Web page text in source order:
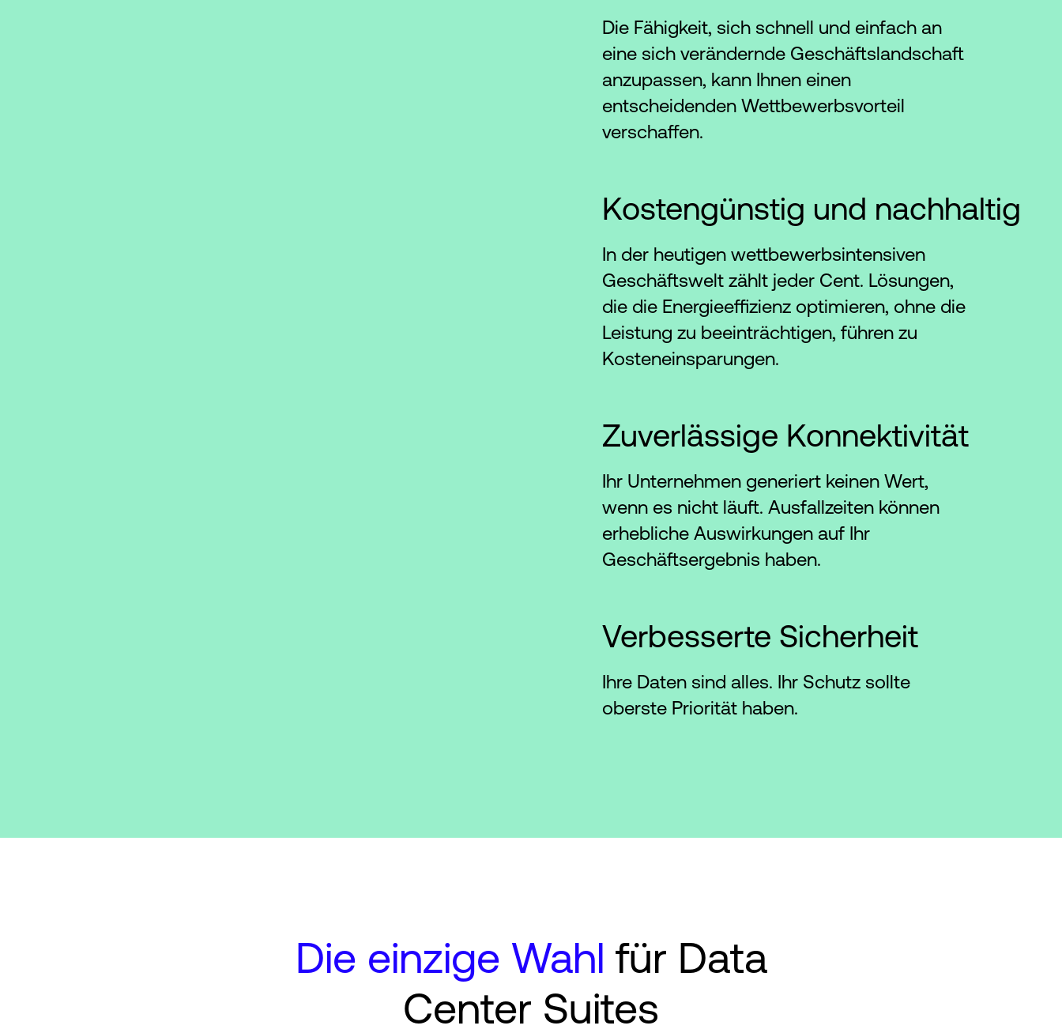
Die Fähigkeit, sich schnell und einfach an
eine sich verändernde Geschäftslandschaft
anzupassen, kann Ihnen einen
entscheidenden Wettbewerbsvorteil
verschaffen.
Kostengünstig und nachhaltig
In der heutigen wettbewerbsintensiven
Geschäftswelt zählt jeder Cent. Lösungen,
die die Energieeffizienz optimieren, ohne die
Leistung zu beeinträchtigen, führen zu
Kosteneinsparungen.
Zuverlässige Konnektivität
Ihr Unternehmen generiert keinen Wert,
wenn es nicht läuft. Ausfallzeiten können
erhebliche Auswirkungen auf Ihr
Geschäftsergebnis haben.
Verbesserte Sicherheit
Ihre Daten sind alles. Ihr Schutz sollte
oberste Priorität haben.
Die einzige Wahl für Data
Center Suites